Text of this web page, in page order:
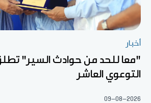
أخبار
"معا للحد من حوادث السير"
التوعوي العاشر
09-08-2026